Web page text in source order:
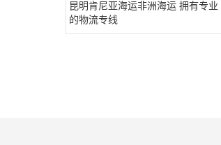
昆明肯尼亚海运非洲海运 拥有专业
的物流专线